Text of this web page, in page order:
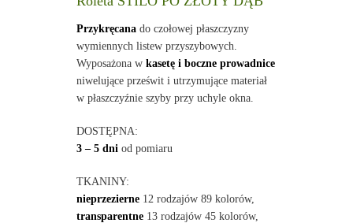
Przykręcanado czołowej płaszczyzny
wymiennych listew przyszybowych.
Wyposażona w kasetę i boczne prowadnice
niwelujące prześwit i utrzymujące materiał
w płaszczyźnie szyby przy uchyle okna.
DOSTĘPNA:
3 – 5 dni od pomiaru
TKANINY:
nieprzezierne12 rodzajów 89 kolorów,
transparentne13 rodzajów 45 kolorów,